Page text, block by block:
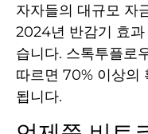
자자들의 대규모 자
2024년 반감기 효
습니다. 스톡투플로
따르면 70% 이상의
됩니다.